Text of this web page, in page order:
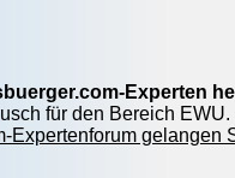
Experten
für den Bereich EWU.
Expertenforum gelangen